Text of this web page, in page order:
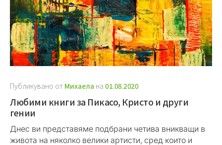
Публикувано от Михаела на 01.08.2020
Любими книги за Пикасо, Кристо и други
гении
Днес ви представяме подбрани четива вникващи в
живота на няколко велики артисти, сред които и